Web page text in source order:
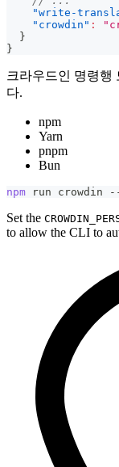
"write-
"crowdin" :
}
}
크라우드인 명령행
다.
npm
Yarn
pnpm
Bun
npm run crowdin
Set the
to allow the CLI to